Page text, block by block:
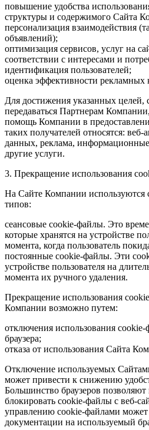
повышение удобства
структуры и содержимого Сайта
персонализация взаимодействия
объявлений);
оптимизация сервисов, услуг на
соответствии с интересами и
идентификация пользователей;
оценка эффективности рекламных
Для достижения указанных
передаваться Партнерам
помощь Компании в
таких получателей относятся: веб-
данных, реклама,
другие услуги.
3. Прекращение использования
На Сайте Компании используются
типов:
сеансовые cookie-файлы. Это
которые хранятся на устройстве
момента, когда пользователь
постоянные cookie-файлы. Эти
устройстве пользователя на
момента их ручного удаления.
Прекращение использования
Компании возможно путем:
отключения использования
браузера;
отказа от использования Сайта
Отключение используемых
может привести к снижению
Большинство браузеров позволяют
блокировать cookie-файлы c веб-
управлению cookie-файлами может
документации на используемый